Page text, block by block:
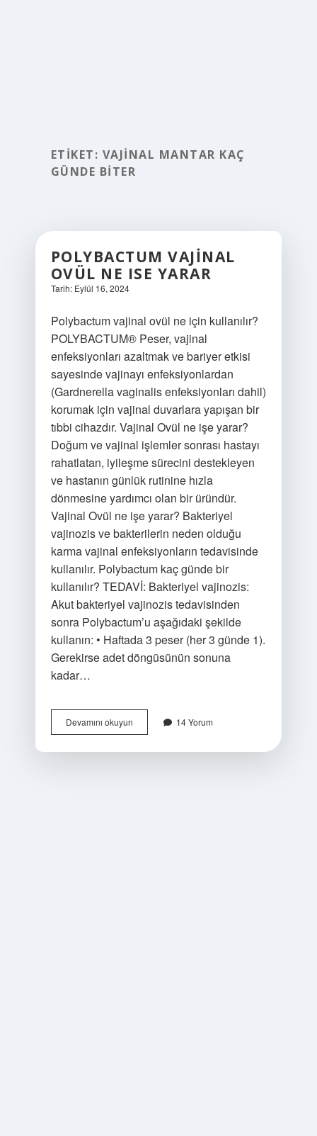
ETIKET: VAJINAL MANTAR KAÇ
GÜNDE BITER
POLYBACTUM VAJINAL
OVÜL NE ISE YARAR
Tarih: Eylül 16, 2024
Polybactum vajinal ovül ne için kullanılır?
POLYBACTUM® Peser, vajinal
enfeksiyonları azaltmak ve bariyer etkisi
sayesinde vajinayı enfeksiyonlardan
(Gardnerella vaginalis enfeksiyonları dahil)
korumak için vajinal duvarlara yapışan bir
tıbbi cihazdır. Vajinal Ovül ne işe yarar?
Doğum ve vajinal işlemler sonrası hastayı
rahatlatan, iyileşme sürecini destekleyen
ve hastanın günlük rutinine hızla
dönmesine yardımcı olan bir üründür.
Vajinal Ovül ne işe yarar? Bakteriyel
vajinozis ve bakterilerin neden olduğu
karma vajinal enfeksiyonların tedavisinde
kullanılır. Polybactum kaç günde bir
kullanılır? TEDAVİ: Bakteriyel vajinozis:
Akut bakteriyel vajinozis tedavisinden
sonra Polybactum’u aşağıdaki şekilde
kullanın: • Haftada 3 peser (her 3 günde 1).
Gerekirse adet döngüsünün sonuna
kadar…
Devamını okuyunPolybactum
Vajinal
14 Yorum